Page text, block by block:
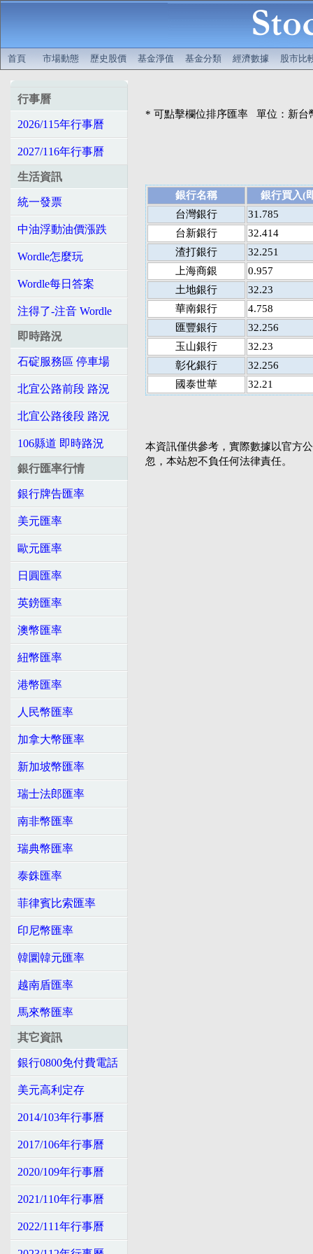
首頁 市場動態 歷史股價 基金淨值 基金分類 經濟數據 股市比
行事曆
2026/115年行事曆
2027/116年行事曆
生活資訊
統一發票
中油浮動油價漲跌
Wordle怎麼玩
Wordle每日答案
注得了-注音 Wordle
即時路況
石碇服務區 停車場
北宜公路前段 路況
北宜公路後段 路況
106縣道 即時路況
銀行匯率行情
銀行牌告匯率
美元匯率
歐元匯率
日圓匯率
英鎊匯率
澳幣匯率
紐幣匯率
港幣匯率
人民幣匯率
加拿大幣匯率
新加坡幣匯率
瑞士法郎匯率
南非幣匯率
瑞典幣匯率
泰銖匯率
菲律賓比索匯率
印尼幣匯率
韓圜韓元匯率
越南盾匯率
馬來幣匯率
其它資訊
銀行0800免付費電話
美元高利定存
2014/103年行事曆
2017/106年行事曆
2020/109年行事曆
2021/110年行事曆
2022/111年行事曆
* 可點擊欄位排序匯率 單位：新台
銀行名稱
銀行買入(
台灣銀行
31.785
台新銀行
32.414
渣打銀行
32.251
上海商銀
0.957
土地銀行
32.23
華南銀行
4.758
匯豐銀行
32.256
玉山銀行
32.23
彰化銀行
32.256
國泰世華
32.21
本資訊僅供參考，實際數據以官方
忽，本站恕不負任何法律責任。